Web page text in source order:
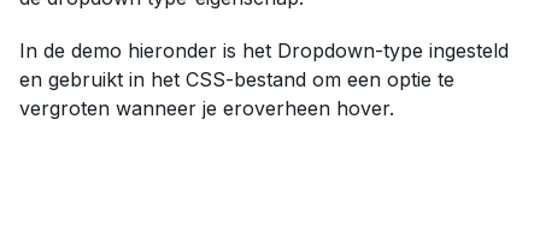
In de demo hieronder is het Dropdown-type ingesteld
en gebruikt in het CSS-bestand om een optie te
vergroten wanneer je eroverheen hover.